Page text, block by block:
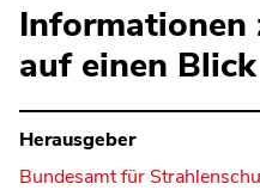
Informationen
auf einen Blick
Herausgeber
Bundesamt für